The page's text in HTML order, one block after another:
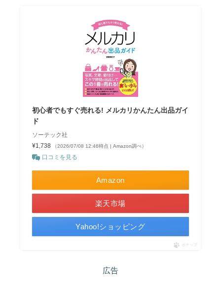
初心者でもすぐ売れる! メルカリかんたん出品ガイ
ド
ソーテック社
¥1,738
（2026/07/08 12:46時点 | Amazon調べ）
口コミを見る
Amazon
楽天市場
Yahoo!ショッピング
ポチップ
広告